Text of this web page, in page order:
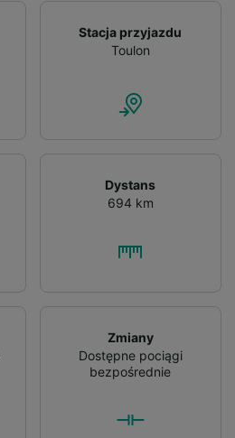
Stacja przyjazdu
Toulon
Dystans
694 km
Zmiany
Dostępne pociągi
bezpośrednie